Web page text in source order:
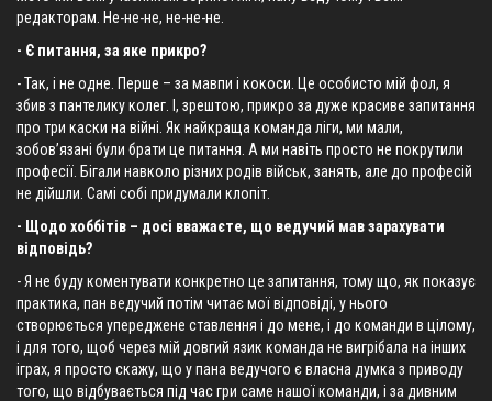
редакторам. Не-не-не, не-не-не.
- Є питання, за яке прикро?
- Так, і не одне. Перше – за мавпи і кокоси. Це особисто мій фол, я
збив з пантелику колег. I, зрештою, прикро за дуже красиве запитання
про три каски на війні. Як найкраща команда ліги, ми мали,
зобов’язані були брати це питання. А ми навіть просто не покрутили
професії. Бігали навколо різних родів військ, занять, але до професій
не дійшли. Самі собі придумали клопіт.
- Щодо хоббітів – досі вважаєте, що ведучий мав зарахувати
відповідь?
- Я не буду коментувати конкретно це запитання, тому що, як показує
практика, пан ведучий потім читає мої відповіді, у нього
створюється упереджене ставлення і до мене, і до команди в цілому,
і для того, щоб через мій довгий язик команда не вигрібала на інших
іграх, я просто скажу, що у пана ведучого є власна думка з приводу
того, що відбувається під час гри саме нашої команди, і за дивним